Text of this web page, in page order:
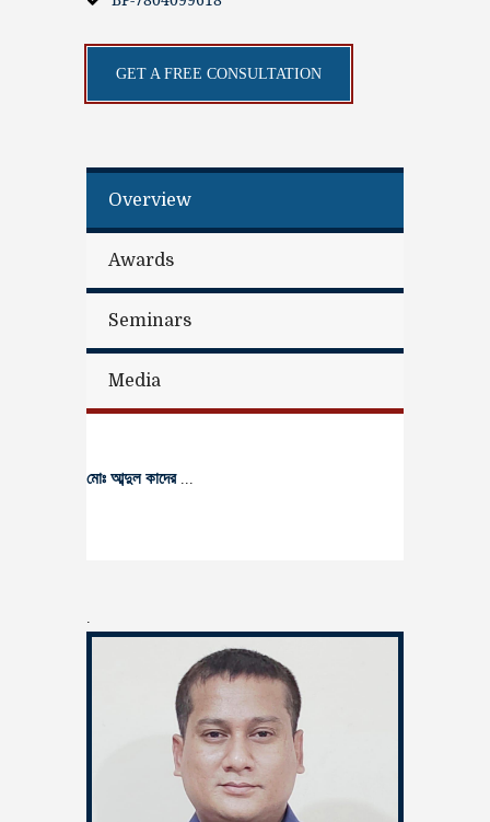
GET A FREE CONSULTATION
Overview
Awards
Seminars
Media
মোঃ আব্দুল কাদের...
.